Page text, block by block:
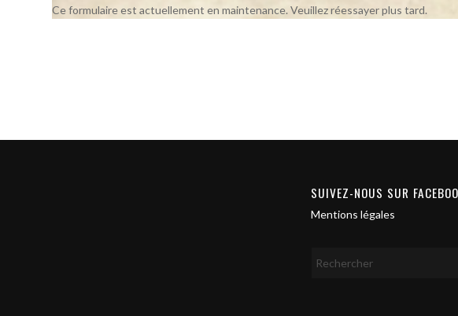
Ce formulaire est actuellement en maintenance. Veuillez réessayer plus tard.
SUIVEZ-NOUS SUR
Mentions légales